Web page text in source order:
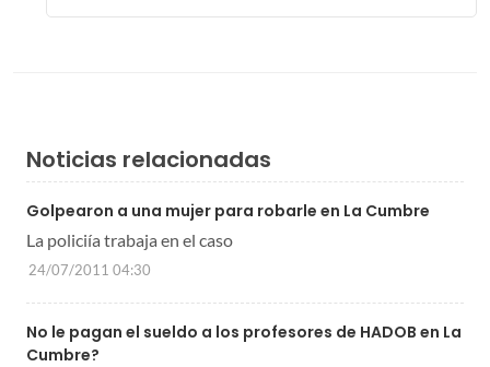
Noticias relacionadas
Golpearon a una mujer para robarle en La Cumbre
La policiía trabaja en el caso
24/07/2011 04:30
No le pagan el sueldo a los profesores de HADOB en La
Cumbre?